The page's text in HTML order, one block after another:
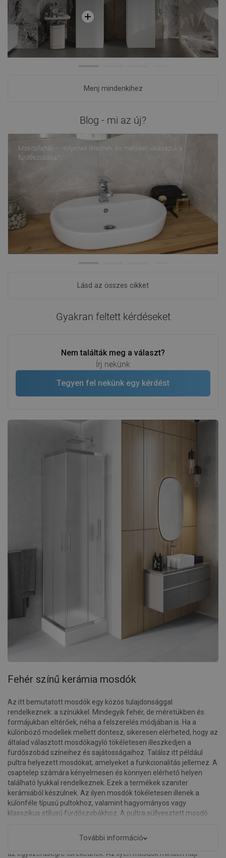
Menj mindenkihez
Blog - mi az új?
Mosdófajták — milyenek léteznek, és melyiket válasszuk a
fürdőszobába?
Lásd az összes cikket
Gyakran feltett kérdéseket
Nem találták meg a választ?
Írj nekünk
Tegyen fel nekünk egy kérdést
Fehér színű kerámia mosdók
Az itt bemutatott mosdók egy közös tulajdonsággal
rendelkeznek: a színükkel. Mindegyik fehér, de méretükben és
formájukban eltérőek, néha a felszerelés módjában is. Ha a
különböző modellek mellett döntesz, sikeresen elérheted, hogy az
általad választott mosdókagyló tökéletesen illeszkedjen a
fürdőszobád színeihez és sajátosságaihoz. Találsz itt például
pultra helyezett mosdókat, amelyeket a funkcionalitás jellemez. A
csaptelep számára kényelmesen és könnyen elérhető helyen
található lyukkal rendelkeznek. Ezek a termékek szaniter
kerámiából készülnek. Az ilyen mosdók tökéletesen illenek a
különféle típusú pultokhoz, valamint hagyományos vagy
klasszikus stílusú fürdőszobákhoz. A pultra süllyesztett mosdó
fehér szín praktikumot és sokoldalúságot emel ki az ilyen
az egyszerűségre törekednek. Az ilyen mosdók minden nap
További információ